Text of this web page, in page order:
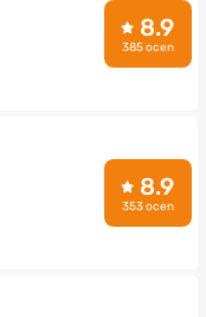
8.9
385 ocen
8.9
353 ocen